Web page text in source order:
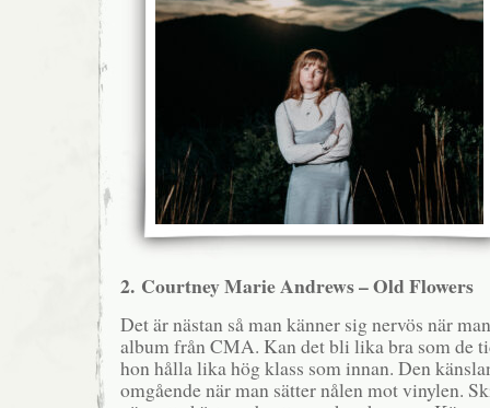
2. Courtney Marie Andrews – Old Flowers
Det är nästan så man känner sig nervös när
album från CMA. Kan det bli lika bra som de
hon hålla lika hög klass som innan. Den
omgående när man sätter nålen mot vinylen.